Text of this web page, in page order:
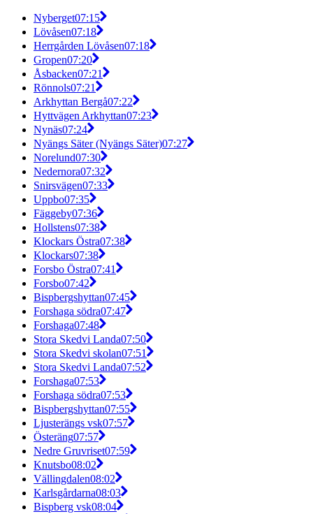
Nyberget07:15
Lövåsen07:18
Herrgården Lövåsen07:18
Gropen07:20
Åsbacken07:21
Rönnols07:21
Arkhyttan Bergå07:22
Hyttvägen Arkhyttan07:23
Nynäs07:24
Nyängs Säter (Nyängs Säter)07:27
Norelund07:30
Nedernora07:32
Snirsvägen07:33
Uppbo07:35
Fäggeby07:36
Hollstens07:38
Klockars Östra07:38
Klockars07:38
Forsbo Östra07:41
Forsbo07:42
Bispbergshyttan07:45
Forshaga södra07:47
Forshaga07:48
Stora Skedvi Landa07:50
Stora Skedvi skolan07:51
Stora Skedvi Landa07:52
Forshaga07:53
Forshaga södra07:53
Bispbergshyttan07:55
Ljusterängs vsk07:57
Österäng07:57
Nedre Gruvriset07:59
Knutsbo08:02
Vällingdalen08:02
Karlsgårdarna08:03
Bispberg vsk08:04